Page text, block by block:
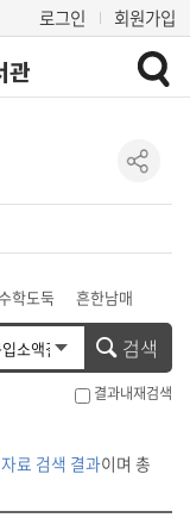
로그인 회원가입
관
학도둑
흔한남매
아몬드
검색
결과내재검색
자료 검색 결과이며 총